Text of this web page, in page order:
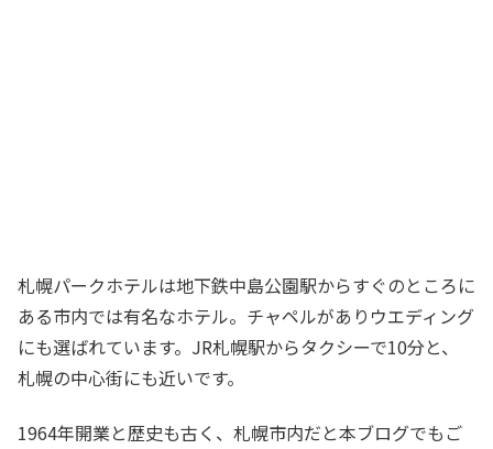
札幌パークホテルは地下鉄中島公園駅からすぐのところに
ある市内では有名なホテル。チャペルがありウエディング
にも選ばれています。JR札幌駅からタクシーで10分と、
札幌の中心街にも近いです。
1964年開業と歴史も古く、札幌市内だと本ブログでもご